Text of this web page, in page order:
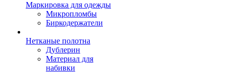
Маркировка для одежды
Микропломбы
Биркодержатели
Нетканые полотна
Дублерин
Материал для
набивки